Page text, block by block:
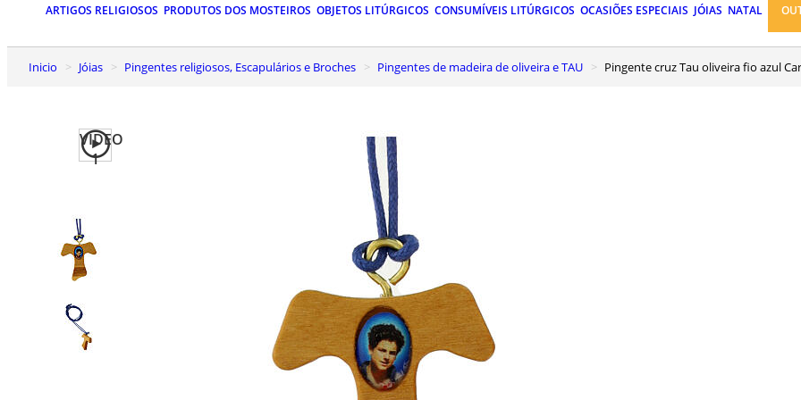
ARTIGOS RELIGIOSOS PRODUTOS DOS MOSTEIROS OBJETOS LITÚRGICOS CONSUMÍVEIS LITÚRGICOS OCASIÕES ESPECIAIS JÓIAS NATAL
Inicio Jóias Pingentes religiosos, Escapulários e Broches Pingentes de madeira de oliveira e TAU Pingente cruz Tau oliveira fio azul
VIDEO
1